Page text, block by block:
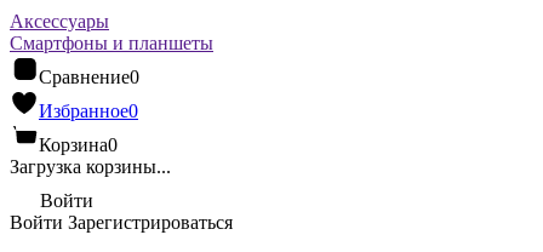
Аксессуары
Смартфоны и планшеты
Сравнение0
Избранное0
Корзина0
Загрузка корзины...
Войти
Войти Зарегистрироваться